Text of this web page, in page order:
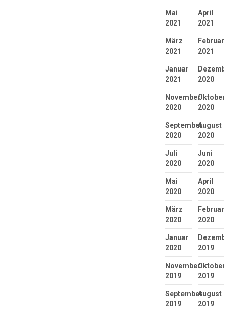
Mai
2021
April
2021
März
2021
Februar
2021
Januar
2021
2020
November
2020
Oktober
2020
September
2020
August
2020
Juli
2020
Juni
2020
Mai
2020
April
2020
März
2020
Februar
2020
Januar
2020
2019
November
2019
Oktober
2019
September
2019
August
2019